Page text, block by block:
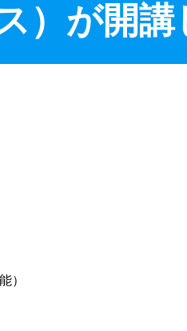
）が開講
）